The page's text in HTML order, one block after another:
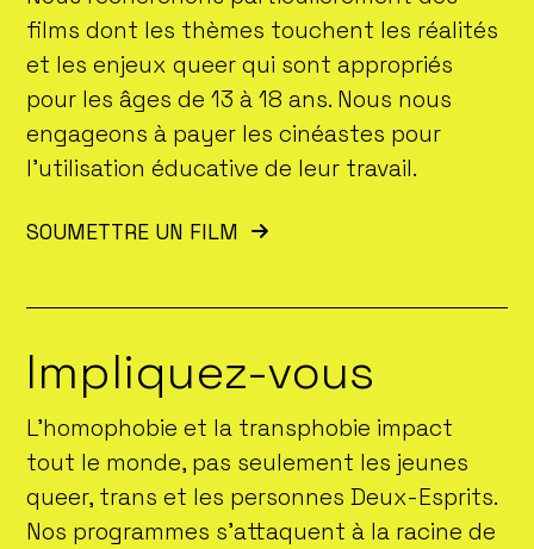
films dont les thèmes touchent les réalités
et les enjeux queer qui sont appropriés
pour les âges de 13 à 18 ans. Nous nous
engageons à payer les cinéastes pour
l’utilisation éducative de leur travail.
SOUMETTRE UN FILM
Impliquez-vous
L’homophobie et la transphobie impact
tout le monde, pas seulement les jeunes
queer, trans et les personnes Deux-Esprits.
Nos programmes s’attaquent à la racine de